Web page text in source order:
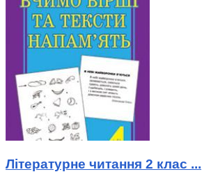
Літературне читання 2 клас ...